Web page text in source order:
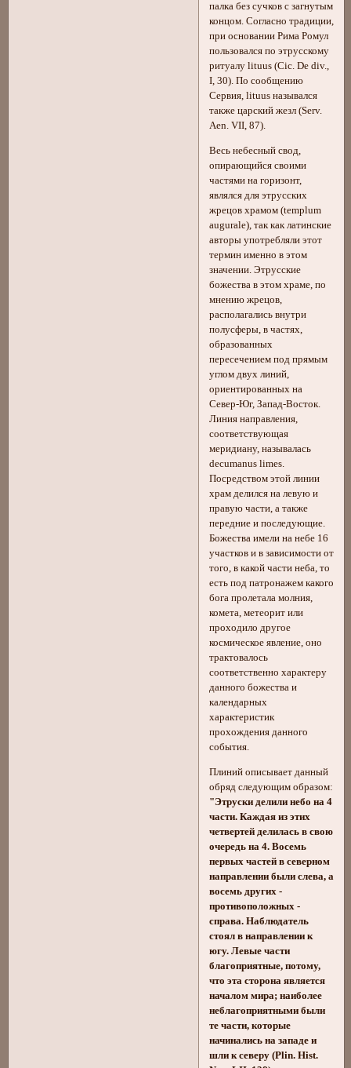
палка без сучков с загнутым
концом. Согласно традиции,
при основании Рима Ромул
пользовался по этрусскому
ритуалу lituus (Cic. De div.,
I, 30). По сообщению
Сервия, lituus назывался
также царский жезл (Serv.
Aen. VII, 87).
Весь небесный свод,
опирающийся своими
частями на горизонт,
являлся для этрусских
жрецов храмом (templum
augurale), так как латинские
авторы употребляли этот
термин именно в этом
значении. Этрусские
божества в этом храме, по
мнению жрецов,
располагались внутри
полусферы, в частях,
образованных
пересечением под прямым
углом двух линий,
ориентированных на
Север-Юг, Запад-Восток.
Линия направления,
соответствующая
меридиану, называлась
decumanus limes.
Посредством этой линии
храм делился на левую и
правую части, а также
передние и последующие.
Божества имели на небе 16
участков и в зависимости от
того, в какой части неба, то
есть под патронажем какого
бога пролетала молния,
комета, метеорит или
проходило другое
космическое явление, оно
трактовалось
соответственно характеру
данного божества и
календарных
характеристик
прохождения данного
события.
Плиний описывает данный
обряд следующим образом:
"Этруски делили небо на 4
части. Каждая из этих
четвертей делилась в свою
очередь на 4. Восемь
первых частей в северном
направлении были слева, а
восемь других -
противоположных -
справа. Наблюдатель
стоял в направлении к
югу. Левые части
благоприятные, потому,
что эта сторона является
началом мира; наиболее
неблагоприятными были
те части, которые
начинались на западе и
шли к северу (Plin. Hist.